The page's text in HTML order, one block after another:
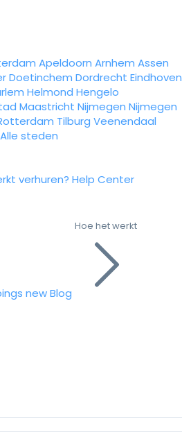
Apeldoorn Arnhem Assen
Doetinchem Dordrecht Eindhoven
Helmond Hengelo
Maastricht Nijmegen Nijmegen
Tilburg Veenendaal
Alle steden
verhuren? Help Center
newBlog
Hoe het werkt